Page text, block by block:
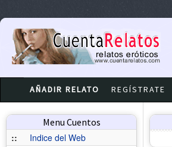
AÑADIR RELATO REGÍSTRATE
Menu Cuentos
::
Indice del Web